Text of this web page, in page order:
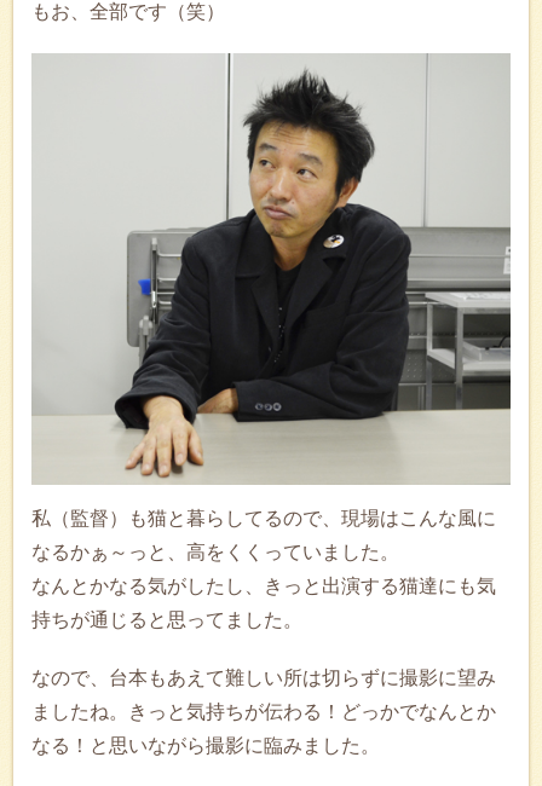
もお、全部です（笑）
私（監督）も猫と暮らしてるので、現場はこんな風に
なるかぁ～っと、高をくくっていました。
なんとかなる気がしたし、きっと出演する猫達にも気
持ちが通じると思ってました。
なので、台本もあえて難しい所は切らずに撮影に望み
ましたね。きっと気持ちが伝わる！どっかでなんとか
なる！と思いながら撮影に臨みました。